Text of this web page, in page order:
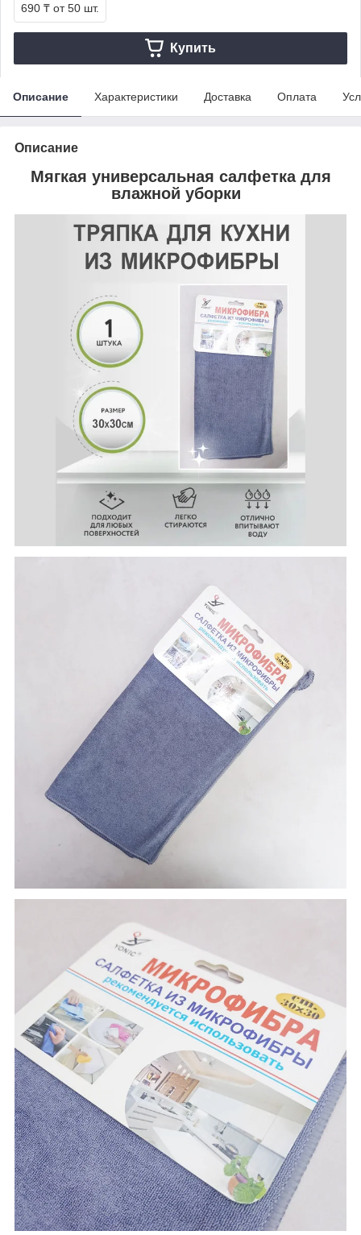
690 ₸ от 50 шт.
Купить
Описание Характеристики Доставка Оплата
Описание
Мягкая универсальная салфетка для
влажной уборки